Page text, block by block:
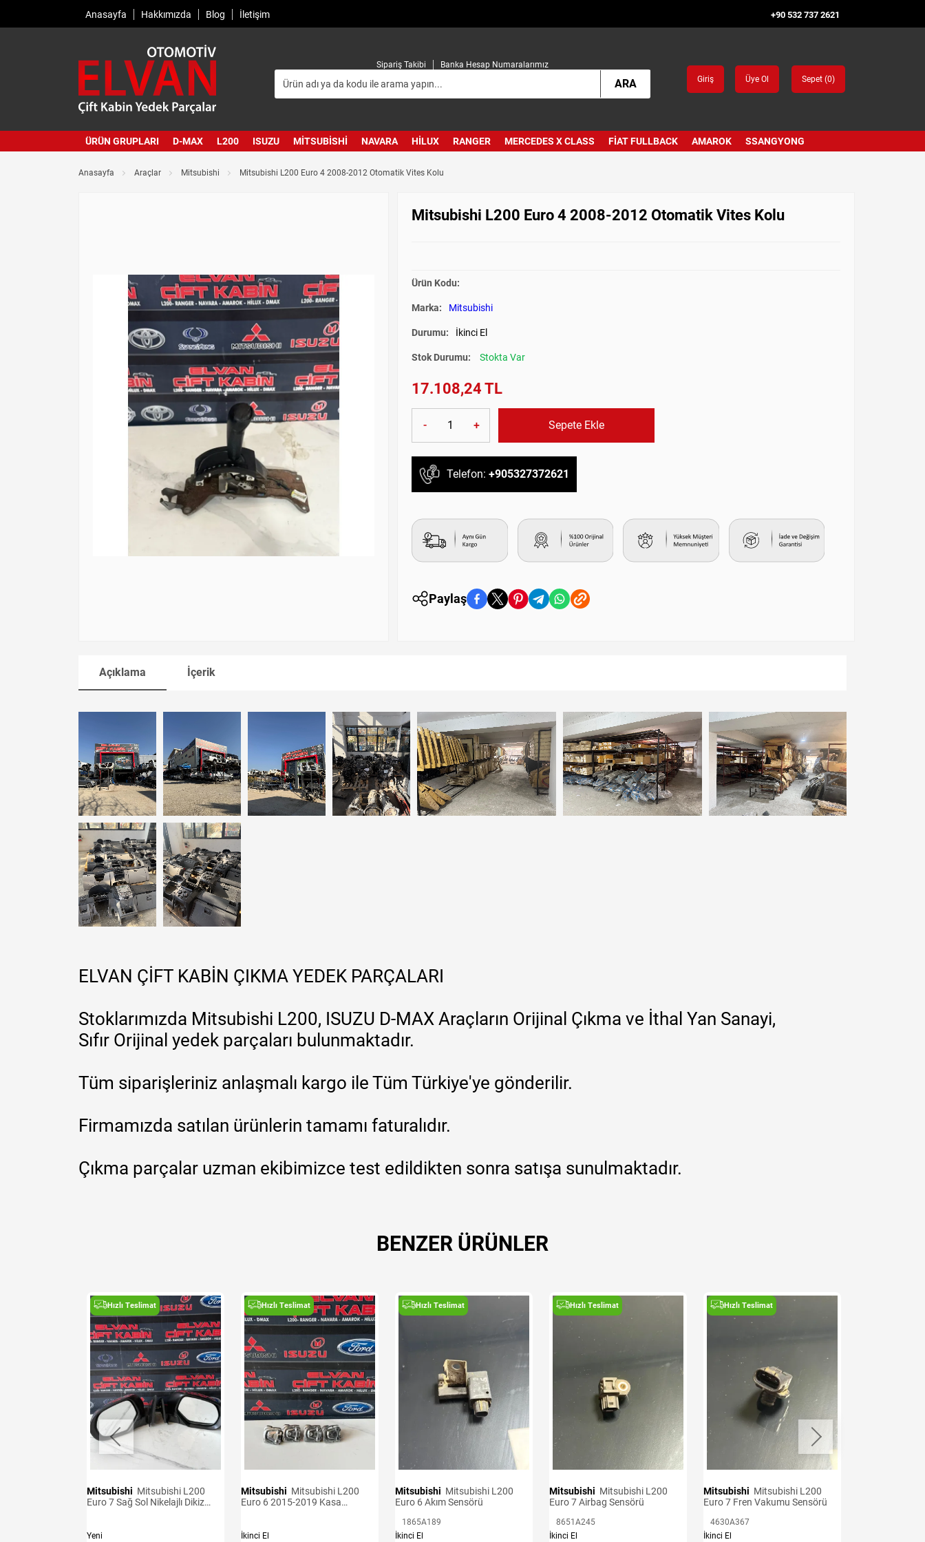
Anasayfa Hakkımızda Blog İletişim +90 532 737 2621
Sipariş Takibi Banka Hesap Numaralarımız
ARA Giriş Üye Ol Sepet (0)
ÜRÜN GRUPLARI D-MAX L200 ISUZU MITSUBISHI NAVARA HILUX RANGER MERCEDES X CLASS FIAT FULLBACK AMAROK SSANGYONG
Anasayfa Araçlar Mitsubishi Mitsubishi L200 Euro 4 2008-2012 Otomatik Vites Kolu
Mitsubishi L200 Euro 4 2008-2012 Otomatik Vites Kolu
Ürün Kodu:
Marka: Mitsubishi
Durumu: İkinci El
Stok Durumu: Stokta Var
17.108,24 TL
- + Sepete Ekle
Telefon: +905327372621
Paylaş
Açıklama İçerik
ELVAN ÇİFT KABİN ÇIKMA YEDEK PARÇALARI
Stoklarımızda Mitsubishi L200, ISUZU D-MAX Araçların Orijinal Çıkma ve İthal Yan Sanayi,
Sıfır Orijinal yedek parçaları bulunmaktadır.
Tüm siparişleriniz anlaşmalı kargo ile Tüm Türkiye'ye gönderilir.
Firmamızda satılan ürünlerin tamamı faturalıdır.
Çıkma parçalar uzman ekibimizce test edildikten sonra satışa sunulmaktadır.
BENZER ÜRÜNLER
Hızlı Teslimat
Mitsubishi
Euro 7 Sağ Sol Nikelajlı Dikiz
Yeni
Hızlı Teslimat
Mitsubishi
Euro 6 2015-2019 Kasa
İkinci El
Hızlı Teslimat
Mitsubishi
Euro 6 Akım Sensörü
1865A189
İkinci El
Hızlı Teslimat
Mitsubishi
Euro 7 Airbag Sensörü
8651A245
İkinci El
Hızlı Teslimat
Mitsubishi
Euro 7 Fren Vakumu Sensörü
4630A367
İkinci El